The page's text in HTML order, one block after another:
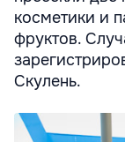
косметики и
фруктов.
Скулень.